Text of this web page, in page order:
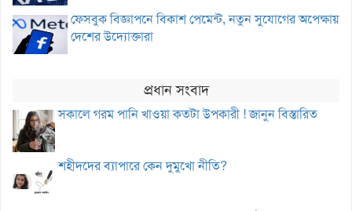
ফেসবুক বিজ্ঞাপনে বিকাশ পেমেন্ট, নতুন সুযোগের অপেক্ষায়
দেশের উদ্যোক্তারা
প্রধান সংবাদ
সকালে গরম পানি খাওয়া কতটা উপকারী ! জানুন বিস্তারিত
শহীদদের ব্যাপারে কেন দুমুখো নীতি?